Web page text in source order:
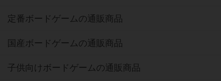
定番ボードゲームの通販商品
国産ボードゲームの通販商品
子供向けボードゲームの通販商品